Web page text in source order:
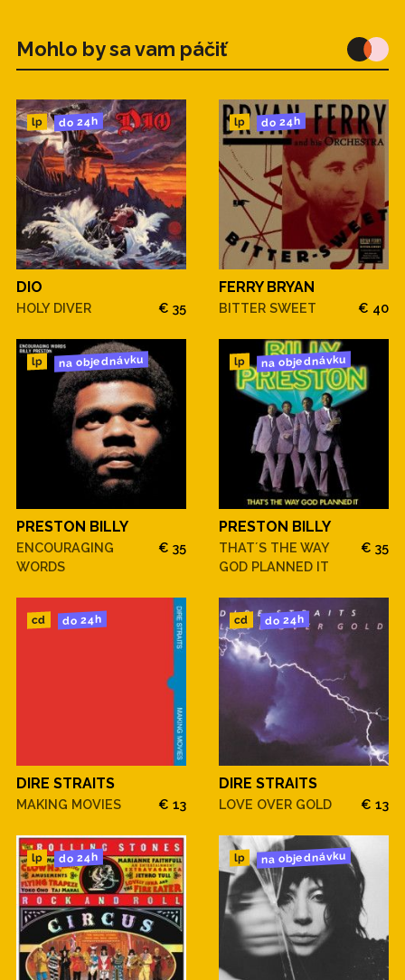
Mohlo by sa vam páčiť
lp do 24h
DIO
HOLY DIVER € 35
lp do 24h
FERRY BRYAN
BITTER SWEET € 40
lp na objednávku
PRESTON BILLY
ENCOURAGING
WORDS
€ 35
lp na objednávku
PRESTON BILLY
THAT´S THE WAY
GOD PLANNED IT
€ 35
cd do 24h
DIRE STRAITS
MAKING MOVIES € 13
cd do 24h
DIRE STRAITS
LOVE OVER GOLD € 13
lp do 24h lp na objednávku